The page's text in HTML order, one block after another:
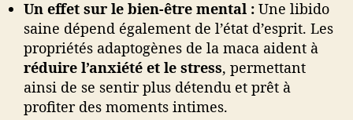
Un effet sur le bien-être mental : Une libido
saine dépend également de l’état d’esprit. Les
propriétés adaptogènes de la maca aident à
réduire l’anxiété et le stress, permettant
ainsi de se sentir plus détendu et prêt à
profiter des moments intimes.